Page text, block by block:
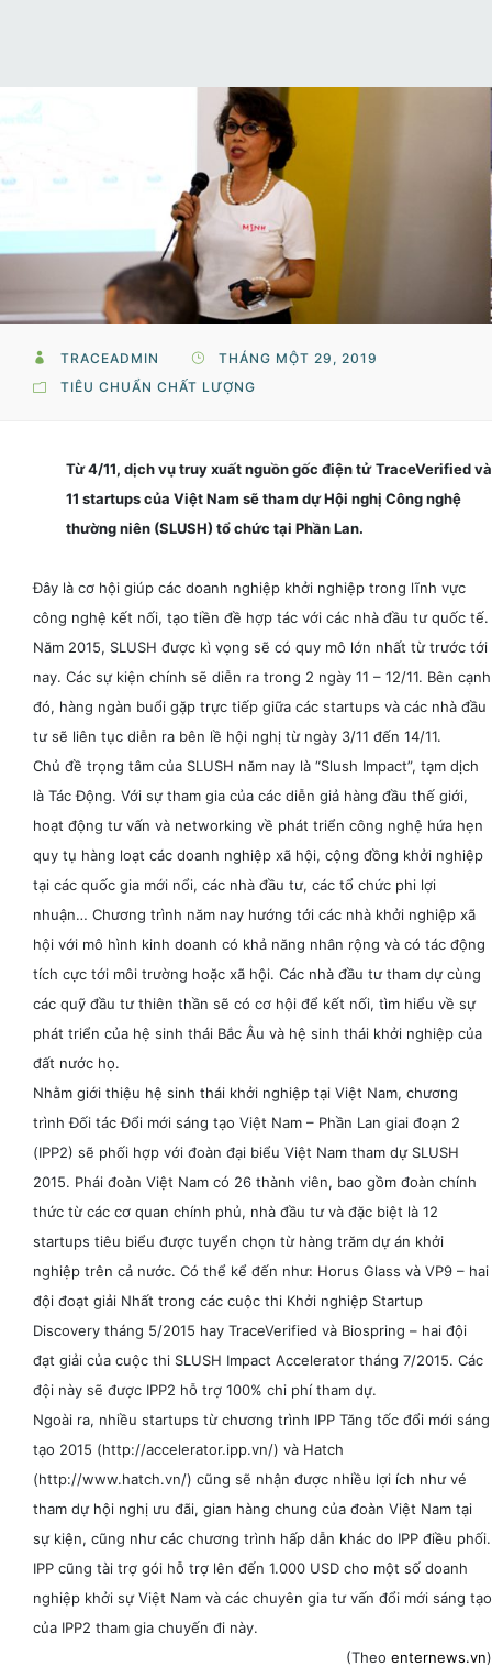
TRACEADMIN
THÁNG MỘT 29, 2019
TIÊU CHUẨN CHẤT LƯỢNG
Từ 4/11, dịch vụ truy xuất nguồn gốc điện tử TraceVerified và
11 startups của Việt Nam sẽ tham dự Hội nghị Công nghệ
thường niên (SLUSH) tổ chức tại Phần Lan.
Đây là cơ hội giúp các doanh nghiệp khởi nghiệp trong lĩnh vực
công nghệ kết nối, tạo tiền đề hợp tác với các nhà đầu tư quốc tế.
Năm 2015, SLUSH được kì vọng sẽ có quy mô lớn nhất từ trước tới
nay. Các sự kiện chính sẽ diễn ra trong 2 ngày 11 – 12/11. Bên cạnh
đó, hàng ngàn buổi gặp trực tiếp giữa các startups và các nhà đầu
tư sẽ liên tục diễn ra bên lề hội nghị từ ngày 3/11 đến 14/11.
Chủ đề trọng tâm của SLUSH năm nay là “Slush Impact”, tạm dịch
là Tác Động. Với sự tham gia của các diễn giả hàng đầu thế giới,
hoạt động tư vấn và networking về phát triển công nghệ hứa hẹn
quy tụ hàng loạt các doanh nghiệp xã hội, cộng đồng khởi nghiệp
tại các quốc gia mới nổi, các nhà đầu tư, các tổ chức phi lợi
nhuận… Chương trình năm nay hướng tới các nhà khởi nghiệp xã
hội với mô hình kinh doanh có khả năng nhân rộng và có tác động
tích cực tới môi trường hoặc xã hội. Các nhà đầu tư tham dự cùng
các quỹ đầu tư thiên thần sẽ có cơ hội để kết nối, tìm hiểu về sự
phát triển của hệ sinh thái Bắc Âu và hệ sinh thái khởi nghiệp của
đất nước họ.
Nhằm giới thiệu hệ sinh thái khởi nghiệp tại Việt Nam, chương
trình Đối tác Đổi mới sáng tạo Việt Nam – Phần Lan giai đoạn 2
(IPP2) sẽ phối hợp với đoàn đại biểu Việt Nam tham dự SLUSH
2015. Phái đoàn Việt Nam có 26 thành viên, bao gồm đoàn chính
thức từ các cơ quan chính phủ, nhà đầu tư và đặc biệt là 12
startups tiêu biểu được tuyển chọn từ hàng trăm dự án khởi
nghiệp trên cả nước. Có thể kể đến như: Horus Glass và VP9 – hai
đội đoạt giải Nhất trong các cuộc thi Khởi nghiệp Startup
Discovery tháng 5/2015 hay TraceVerified và Biospring – hai đội
đạt giải của cuộc thi SLUSH Impact Accelerator tháng 7/2015. Các
đội này sẽ được IPP2 hỗ trợ 100% chi phí tham dự.
Ngoài ra, nhiều startups từ chương trình IPP Tăng tốc đổi mới sáng
tạo 2015 (http://accelerator.ipp.vn/) và Hatch
(http://www.hatch.vn/) cũng sẽ nhận được nhiều lợi ích như vé
tham dự hội nghị ưu đãi, gian hàng chung của đoàn Việt Nam tại
sự kiện, cũng như các chương trình hấp dẫn khác do IPP điều phối.
IPP cũng tài trợ gói hỗ trợ lên đến 1.000 USD cho một số doanh
nghiệp khởi sự Việt Nam và các chuyên gia tư vấn đổi mới sáng tạo
của IPP2 tham gia chuyến đi này.
(Theo enternews.vn)